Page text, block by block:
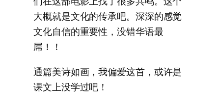
大概就是文化的传承吧。深深的感觉
文化自信的重要性，没错华语最
屌！！
通篇美诗如画，我偏爱这首，或许是
课文上没学过吧！